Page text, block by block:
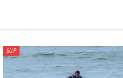
SUP